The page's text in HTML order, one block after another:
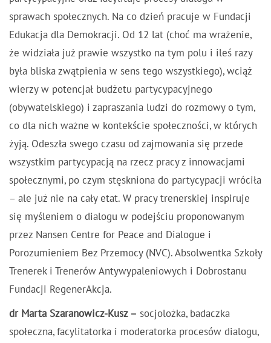
sprawach społecznych. Na co dzień pracuje w Fundacji
Edukacja dla Demokracji. Od 12 lat (choć ma wrażenie,
że widziała już prawie wszystko na tym polu i ileś razy
była bliska zwątpienia w sens tego wszystkiego), wciąż
wierzy w potencjał budżetu partycypacyjnego
(obywatelskiego) i zapraszania ludzi do rozmowy o tym,
co dla nich ważne w kontekście społeczności, w których
żyją. Odeszła swego czasu od zajmowania się przede
wszystkim partycypacją na rzecz pracy z innowacjami
społecznymi, po czym stęskniona do partycypacji wróciła
– ale już nie na cały etat. W pracy trenerskiej inspiruje
się myśleniem o dialogu w podejściu proponowanym
przez Nansen Centre for Peace and Dialogue i
Porozumieniem Bez Przemocy (NVC). Absolwentka Szkoły
Trenerek i Trenerów Antywypaleniowych i Dobrostanu
Fundacji RegenerAkcja.
dr Marta Szaranowicz-Kusz – socjolożka, badaczka
społeczna, facylitatorka i moderatorka procesów dialogu,